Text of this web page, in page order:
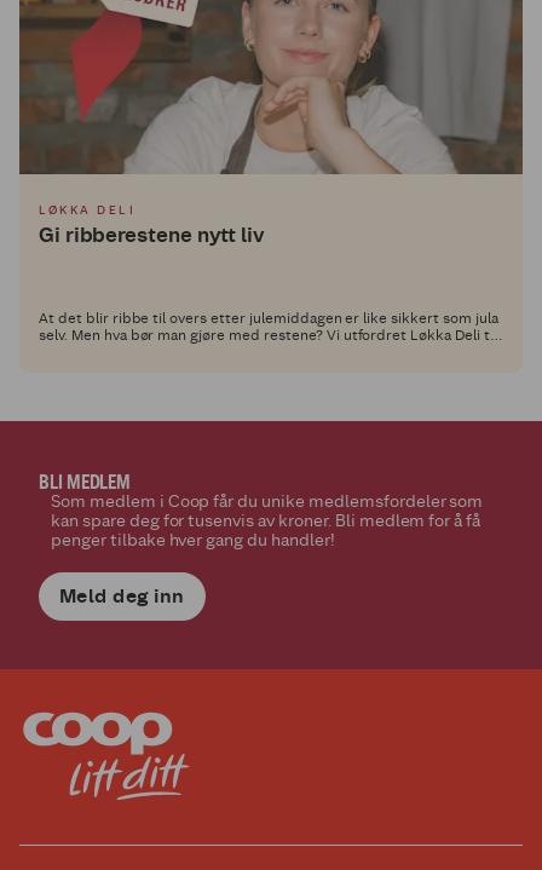
LØKKA DELI
Gi ribberestene nytt liv
At det blir ribbe til overs etter julemiddagen er like sikkert som jula
selv. Men hva bør man gjøre med restene? Vi utfordret Løkka Deli til
BLI MEDLEM
Som medlem i Coop får du unike medlemsfordeler som
kan spare deg for tusenvis av kroner. Bli medlem for å få
penger tilbake hver gang du handler!
Meld deg inn